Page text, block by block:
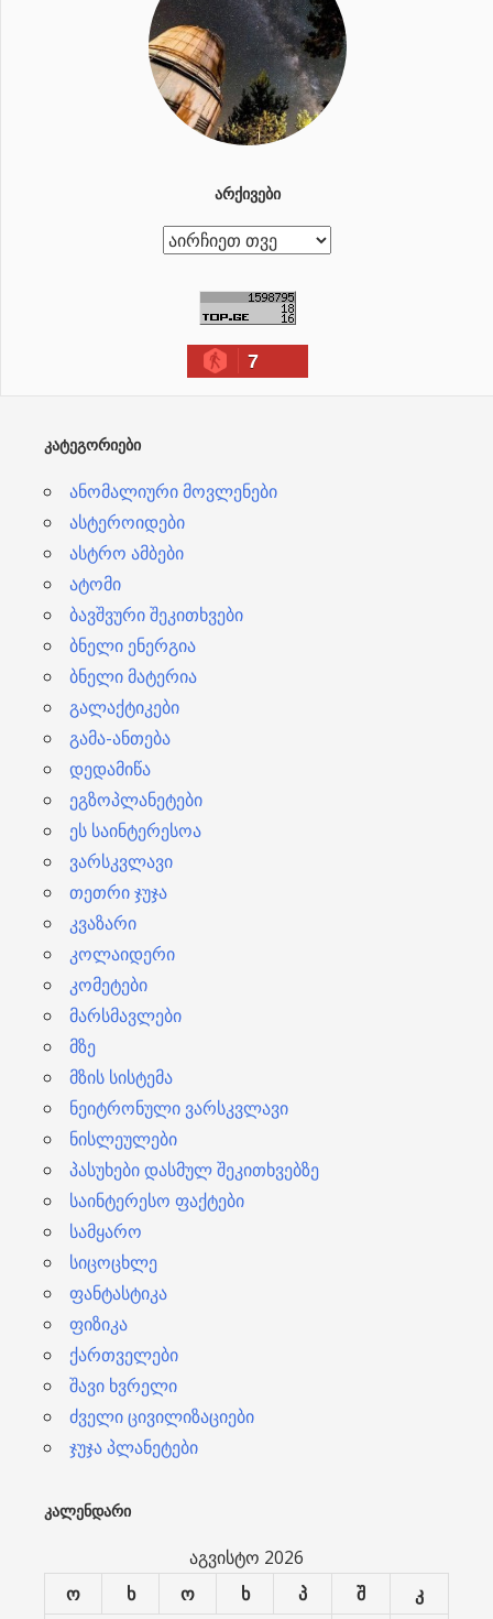
ᲐᲠᲥᲘᲕᲔᲑᲘ
ა
7
ᲙᲐᲢᲔᲒᲝᲠᲘᲔᲑᲘ
ანომალიური მოვლენები
ასტეროიდები
ასტრო ამბები
ატომი
ბავშვური შეკითხვები
ბნელი ენერგია
ბნელი მატერია
გალაქტიკები
გამა-ანთება
დედამიწა
ეგზოპლანეტები
ეს საინტერესოა
ვარსკვლავი
თეთრი ჯუჯა
კვაზარი
კოლაიდერი
კომეტები
მარსმავლები
მზე
მზის სისტემა
ნეიტრონული ვარსკვლავი
ნისლეულები
პასუხები დასმულ შეკითხვებზე
საინტერესო ფაქტები
სამყარო
სიცოცხლე
ფანტასტიკა
ფიზიკა
ქართველები
შავი ხვრელი
ძველი ცივილიზაციები
ჯუჯა პლანეტები
ᲙᲐᲚᲔᲜᲓᲐᲠᲘ
აგვისტო 2026
ო
ხ ო ხ პ შ კ